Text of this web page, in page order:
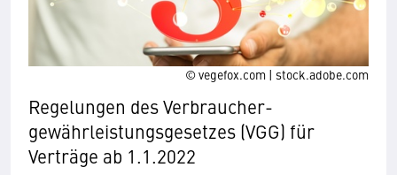
© vegefox.com | stock.adobe.com
Regelungen des Verbraucher­
gewährleistungs­gesetzes (VGG) für
Verträge ab 1.1.2022